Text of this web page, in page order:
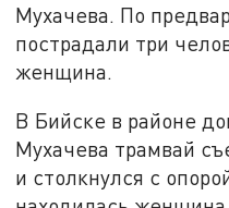
Мухачева. По
пострадали три
женщина.
В Бийске в районе
Мухачева трамвай
и столкнулся с